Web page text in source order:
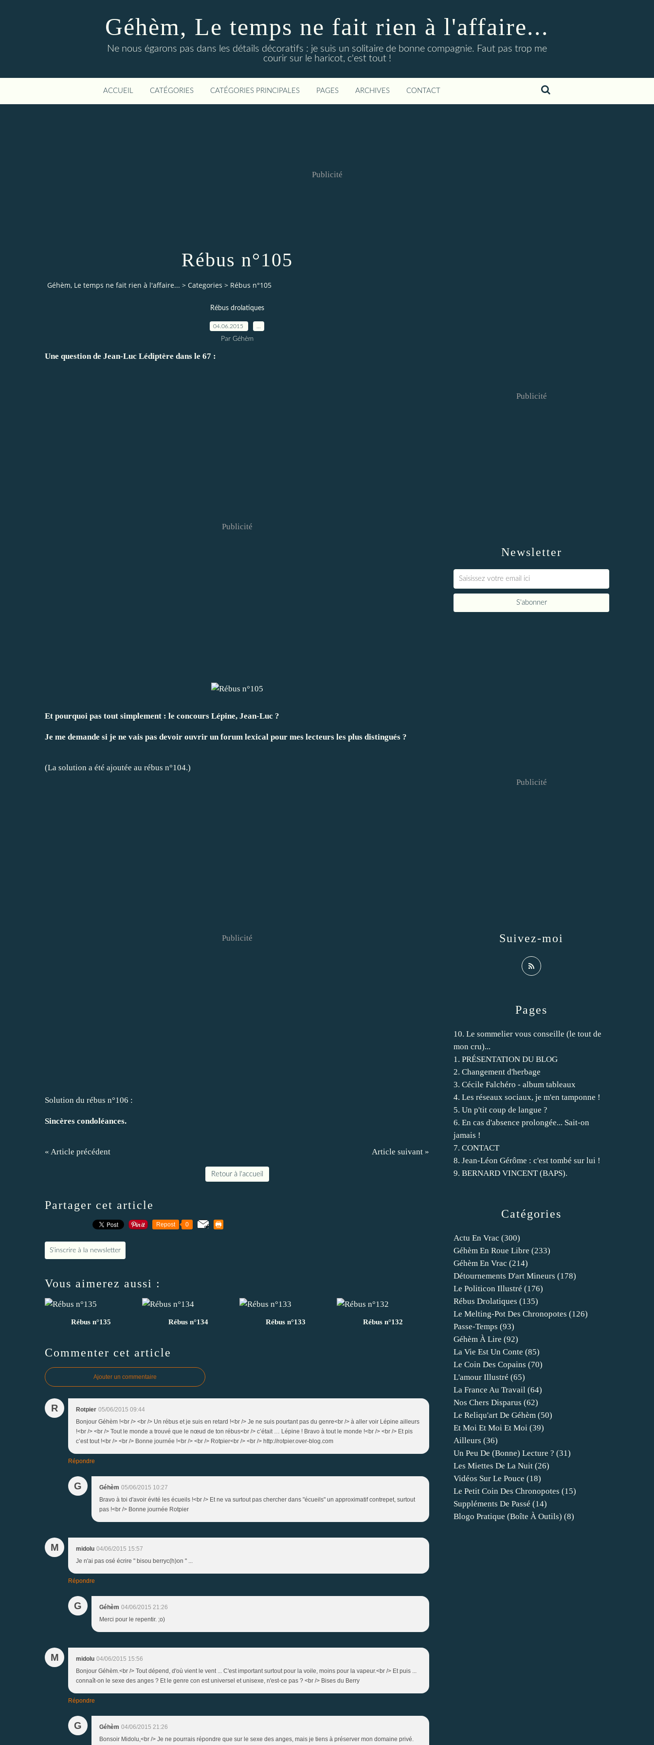
Géhèm, Le temps ne fait rien à l'affaire...
Ne nous égarons pas dans les détails décoratifs : je suis un solitaire de bonne compagnie. Faut pas trop me
courir sur le haricot, c'est tout !
ACCUEIL CATÉGORIES CATÉGORIES PRINCIPALES PAGES ARCHIVES CONTACT
Publicité
Rébus n°105
Géhèm, Le temps ne fait rien à l'affaire... > Categories > Rébus n°105
Rébus drolatiques
04.06.2015
Par Géhèm
Une question de Jean-Luc Lédiptère dans le 67 :
Publicité
Et pourquoi pas tout simplement : le concours Lépine, Jean-Luc ?
Je me demande si je ne vais pas devoir ouvrir un forum lexical pour mes lecteurs les plus distingués ?
(La solution a été ajoutée au rébus n°104.)
Publicité
Solution du rébus n°106 :
Sincères condoléances.
« Article précédent Article suivant »
Retour à l'accueil
Partager cet article
Repost 0
S'inscrire à la newsletter
Vous aimerez aussi :
Rébus n°135 Rébus n°134 Rébus n°133 Rébus n°132
Commenter cet article
Ajouter un commentaire
R Rotpier 05/06/2015 09:44
Bonjour Géhèm !<br /> <br /> Un rébus et je suis en retard !<br /> Je ne suis pourtant pas du genre<br /> à aller voir Lépine ailleurs
!<br /> <br /> Tout le monde a trouvé que le nœud de ton rébus<br /> c’était … Lépine ! Bravo à tout le monde !<br /> <br /> Et pis
c’est tout !<br /> <br /> Bonne journée !<br /> <br /> Rotpier<br /> <br /> http://rotpier.over-blog.com
Répondre
G Géhèm 05/06/2015 10:27
Bravo à toi d'avoir évité les écueils !<br /> Et ne va surtout pas chercher dans "écueils" un approximatif contrepet, surtout
pas !<br /> Bonne journée Rotpier
M midolu 04/06/2015 15:57
Je n'ai pas osé écrire " bisou berryc(h)on " ...
Répondre
G Géhèm 04/06/2015 21:26
Merci pour le repentir. ;o)
M midolu 04/06/2015 15:56
Bonjour Géhèm.<br /> Tout dépend, d'où vient le vent ... C'est important surtout pour la voile, moins pour la vapeur.<br /> Et puis ...
connaît-on le sexe des anges ? Et le genre con est universel et unisexe, n'est-ce pas ? <br /> Bises du Berry
Répondre
G Géhèm 04/06/2015 21:26
Bonsoir Midolu,<br /> Je ne pourrais répondre que sur le sexe des anges, mais je tiens à préserver mon domaine privé.
Newsletter
Publicité
Catégories
Actu En Vrac (300)
Géhèm En Roue Libre (233)
Géhèm En Vrac (214)
Détournements D'art Mineurs (178)
Le Politicon Illustré (176)
Rébus Drolatiques (135)
Le Melting-Pot Des Chronopotes (126)
Passe-Temps (93)
Géhèm À Lire (92)
La Vie Est Un Conte (85)
Le Coin Des Copains (70)
L'amour Illustré (65)
La France Au Travail (64)
Nos Chers Disparus (62)
Le Reliqu'art De Géhèm (50)
Et Moi Et Moi Et Moi (39)
Ailleurs (36)
Un Peu De (bonne) Lecture ? (31)
Les Miettes De La Nuit (26)
Vidéos Sur Le Pouce (18)
Le Petit Coin Des Chronopotes (15)
Suppléments De Passé (14)
Blogo Pratique (boîte À Outils) (8)
Pages
10. Le sommelier vous conseille (le tout de
mon cru)...
1. PRÉSENTATION DU BLOG
2. Changement d'herbage
3. Cécile Falchéro - album tableaux
4. Les réseaux sociaux, je m'en tamponne !
5. Un p'tit coup de langue ?
6. En cas d'absence prolongée... Sait-on
jamais !
7. CONTACT
8. Jean-Léon Gérôme : c'est tombé sur lui !
9. BERNARD VINCENT (BAPS).
Suivez-moi
Publicité